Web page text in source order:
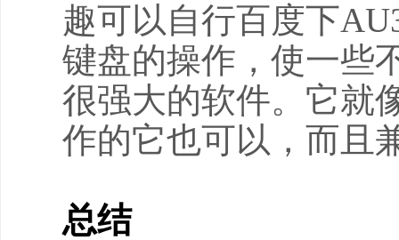
趣可以自行百度下
键盘的操作，使一些
很强大的软件。它就
作的它也可以，而且
总结